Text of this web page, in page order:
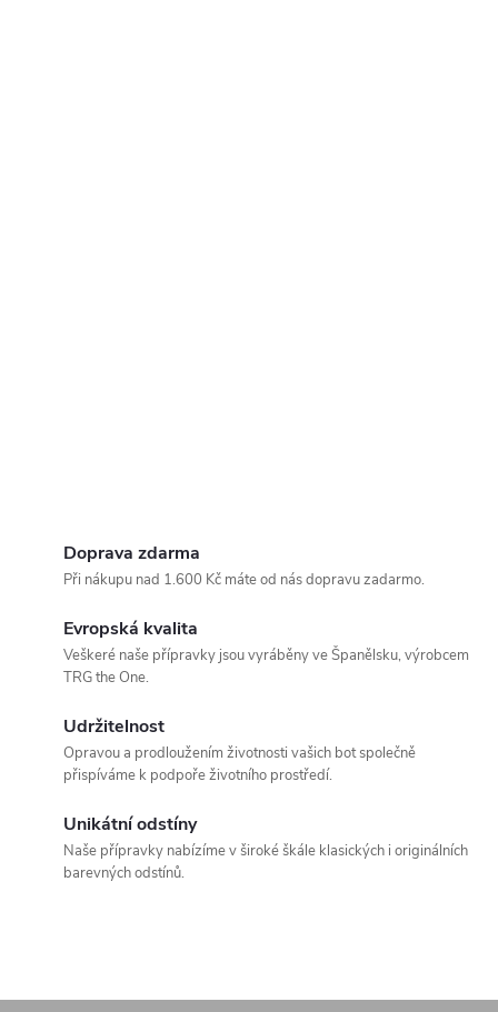
Doprava zdarma
Při nákupu nad 1.600 Kč máte od nás dopravu zadarmo.
Evropská kvalita
Veškeré naše přípravky jsou vyráběny ve Španělsku, výrobcem
TRG the One.
Udržitelnost
Opravou a prodloužením životnosti vašich bot společně
přispíváme k podpoře životního prostředí.
Unikátní odstíny
Naše přípravky nabízíme v široké škále klasických i originálních
barevných odstínů.